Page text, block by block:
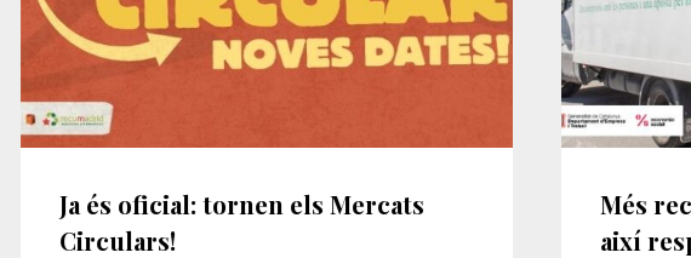
Ja és oficial: tornen els Mercats
Circulars!
Més
així